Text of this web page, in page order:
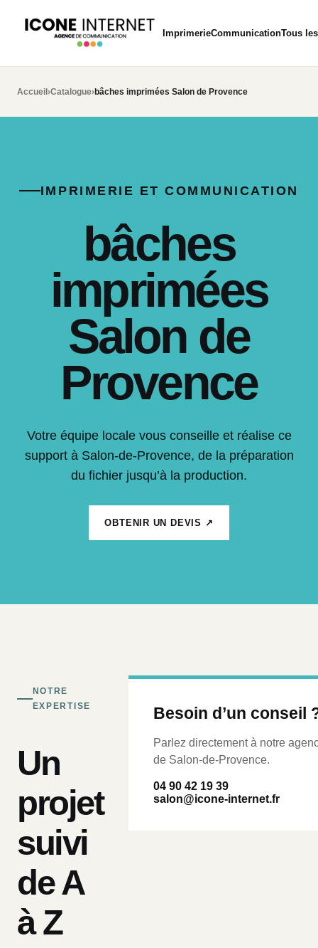
ImprimerieCommunicationTous
Accueil ›Catalogue›bâches imprimées Salon de Provence
IMPRIMERIE ET COMMUNICATION
bâches
imprimées
Salon de
Provence
Votre équipe locale vous conseille et réalise ce
support à Salon-de-Provence, de la préparation
du fichier jusqu’à la production.
OBTENIR UN DEVIS ↗
NOTRE
EXPERTISE
Un
projet
suivi
de A
à Z
Besoin d’un conseil
Parlez directement à notre
de Salon-de-Provence.
04 90 42 19 39
salon@icone-internet.fr